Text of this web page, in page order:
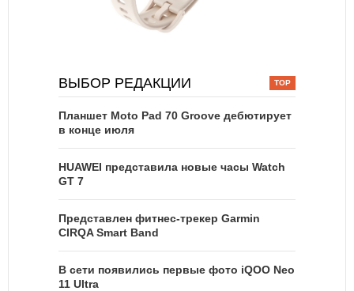
ВЫБОР РЕДАКЦИИ
Планшет Moto Pad 70 Groove дебютирует
в конце июля
HUAWEI представила новые часы Watch
GT 7
Представлен фитнес-трекер Garmin
CIRQA Smart Band
В сети появились первые фото iQOO Neo
11 Ultra